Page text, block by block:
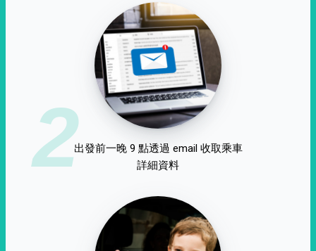
2出發前一晚 9 點透過 email 收取乘車
詳細資料